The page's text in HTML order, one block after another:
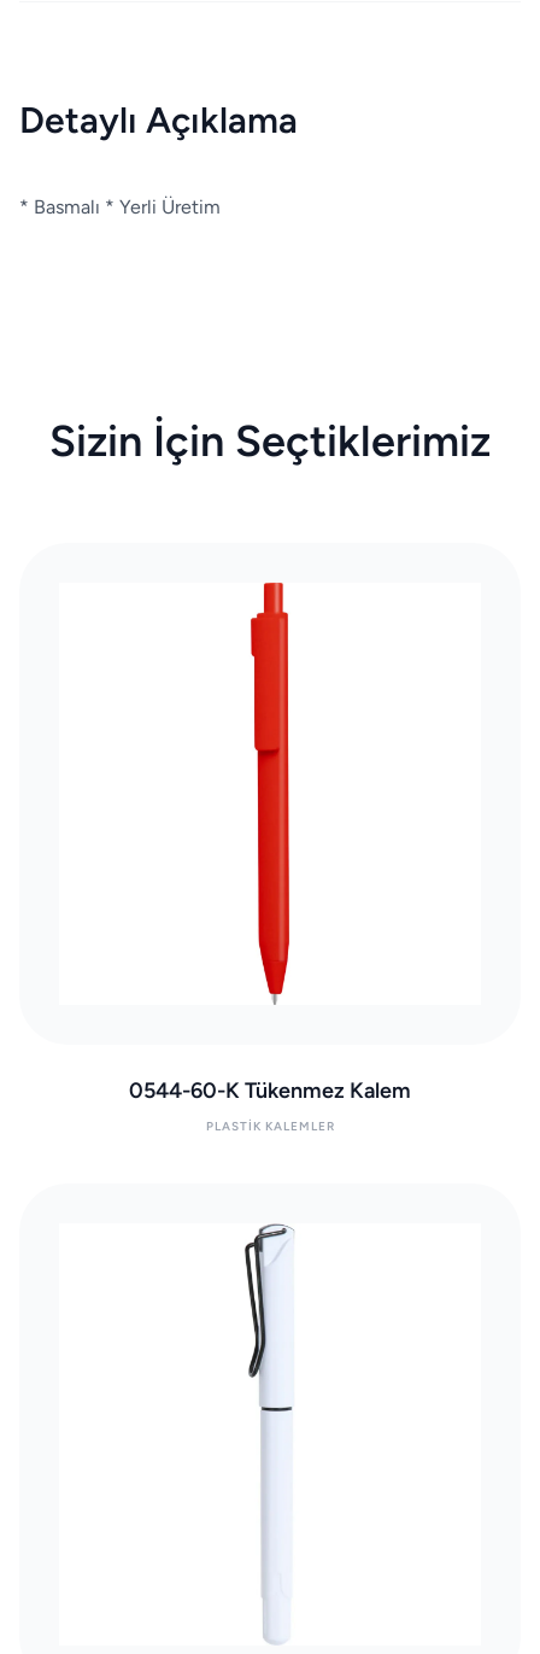
Detaylı Açıklama
* Basmalı * Yerli Üretim
Sizin İçin Seçtiklerimiz
0544-60-K Tükenmez Kalem
PLASTIK KALEMLER